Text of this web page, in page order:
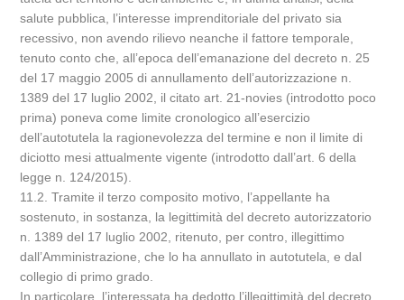
salute pubblica, l’interesse imprenditoriale del privato sia
recessivo, non avendo rilievo neanche il fattore temporale,
tenuto conto che, all’epoca dell’emanazione del decreto n. 25
del 17 maggio 2005 di annullamento dell’autorizzazione n.
1389 del 17 luglio 2002, il citato art. 21-novies (introdotto poco
prima) poneva come limite cronologico all’esercizio
dell’autotutela la ragionevolezza del termine e non il limite di
diciotto mesi attualmente vigente (introdotto dall’art. 6 della
legge n. 124/2015).
11.2. Tramite il terzo composito motivo, l’appellante ha
sostenuto, in sostanza, la legittimità del decreto autorizzatorio
n. 1389 del 17 luglio 2002, ritenuto, per contro, illegittimo
dall’Amministrazione, che lo ha annullato in autotutela, e dal
collegio di primo grado.
In particolare, l’interessata ha dedotto l’illegittimità del decreto